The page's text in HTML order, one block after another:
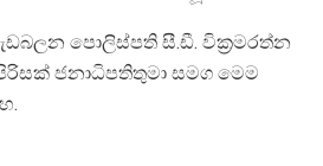
පොලිස්පති සී.ඩී. වික්‍රමරත්න
ජනාධිපතිතුමා සමග මෙම